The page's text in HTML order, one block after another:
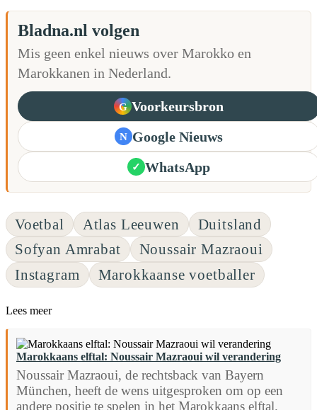
Bladna.nl volgen
Mis geen enkel nieuws over Marokko en
Marokkanen in Nederland.
G Voorkeursbron
N Google Nieuws
✓ WhatsApp
Voetbal Atlas Leeuwen
Duitsland
Sofyan Amrabat
Noussair Mazraoui
Instagram
Marokkaanse voetballer
Lees meer
Marokkaans elftal: Noussair Mazraoui wil verandering
Noussair Mazraoui, de rechtsback van Bayern
München, heeft de wens uitgesproken om op een
andere positie te spelen in het Marokkaans elftal.